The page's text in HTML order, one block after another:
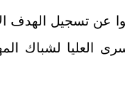
عن تسجيل الهدف
العليا لشباك